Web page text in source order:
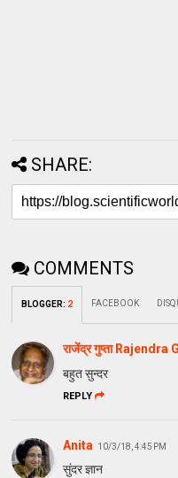
SHARE:
COMMENTS
BLOGGER: 2 FACEBOOK
राजेंद्र गुप्ता Rajendra
बहुत सुन्दर
REPLY
Anita 10/3/18, 4:45 PM
सुंदर ज्ञान